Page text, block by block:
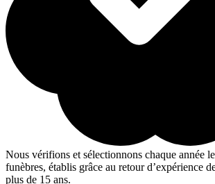
Nous vérifions et sélectionnons chaque année
funèbres, établis grâce au retour d’expérience
plus de 15 ans.